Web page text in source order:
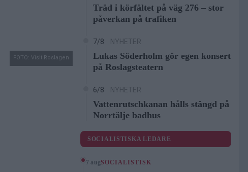
FOTO: Visit Roslagen
Träd i körfältet på väg 276 – stor
påverkan på trafiken
7/8 NYHETER
Lukas Söderholm gör egen konsert
på Roslagsteatern
6/8 NYHETER
Vattenrutschkanan hålls stängd på
Norrtälje badhus
SOCIALISTISKA LEDARE
7 augSOCIALISTISK